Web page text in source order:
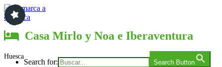
Saltar
al
contenido
Comarca a comarca
Search for: Search Button
Casa Mirlo y Noa e Iberaventura
Huesca